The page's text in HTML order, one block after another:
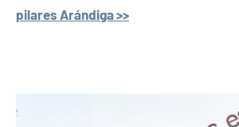
pilares Arándiga >>